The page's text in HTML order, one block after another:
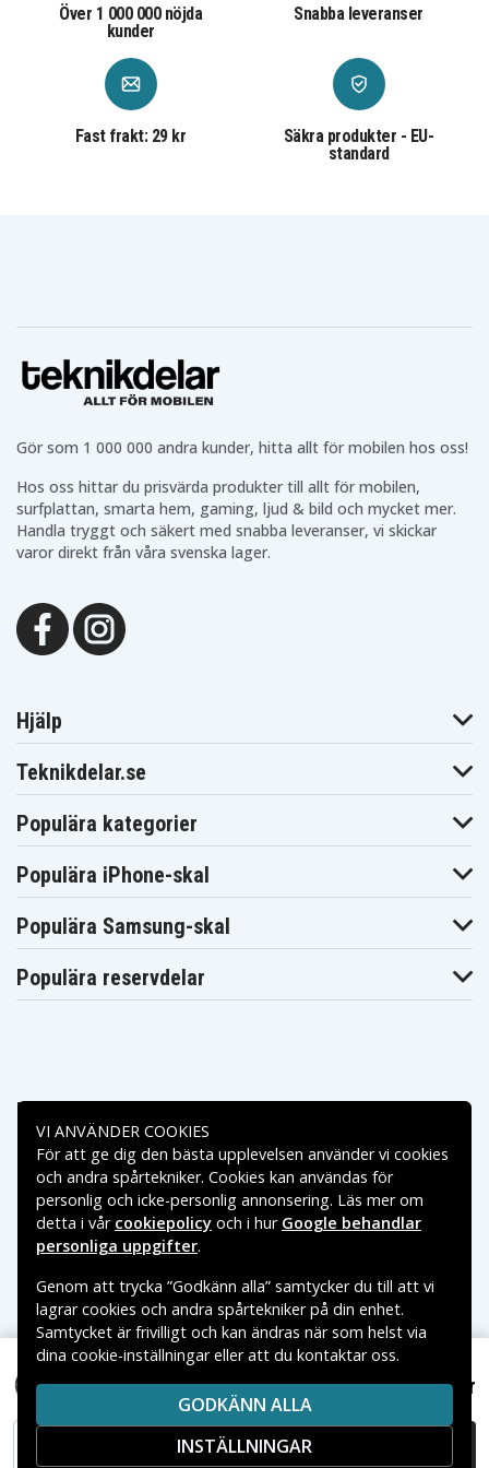
Rostfritt Stål – Roséguld
119 kr
LÄGG I VARUKORG
Över 1 000 000 nöjda
kunder
Snabba leveranser
Fast frakt: 29 kr
Säkra produkter - EU-
standard
Gör som 1 000 000 andra kunder, hitta allt för mobilen hos oss!
Hos oss hittar du prisvärda produkter till allt för mobilen,
surfplattan, smarta hem, gaming, ljud & bild och mycket mer.
Handla tryggt och säkert med snabba leveranser, vi skickar
varor direkt från våra svenska lager.
Hjälp
Teknikdelar.se
Populära kategorier
Populära iPhone-skal
Populära Samsung-skal
Populära reservdelar
Betalningsalternativ
Leveransalternativ
Copyright © 2026, Spares Nordic AB
VARUMÄRKEN SOM NÄMNS PÅ SIDAN TILLHÖR RESPEKTIVE
VARUMÄRKES ÄGARE.
VI ANVÄNDER COOKIES
För att ge dig den bästa upplevelsen använder vi cookies
och andra spårtekniker. Cookies kan användas för
personlig och icke-personlig annonsering. Läs mer om
detta i vår cookiepolicy och i hur Google behandlar
personliga uppgifter.
Genom att trycka ”Godkänn alla” samtycker du till att vi
lagrar cookies och andra spårtekniker på din enhet.
Samtycket är frivilligt och kan ändras när som helst via
dina cookie-inställningar eller att du kontaktar oss.
INSTÄLLNINGAR
GODKÄNN ALLA